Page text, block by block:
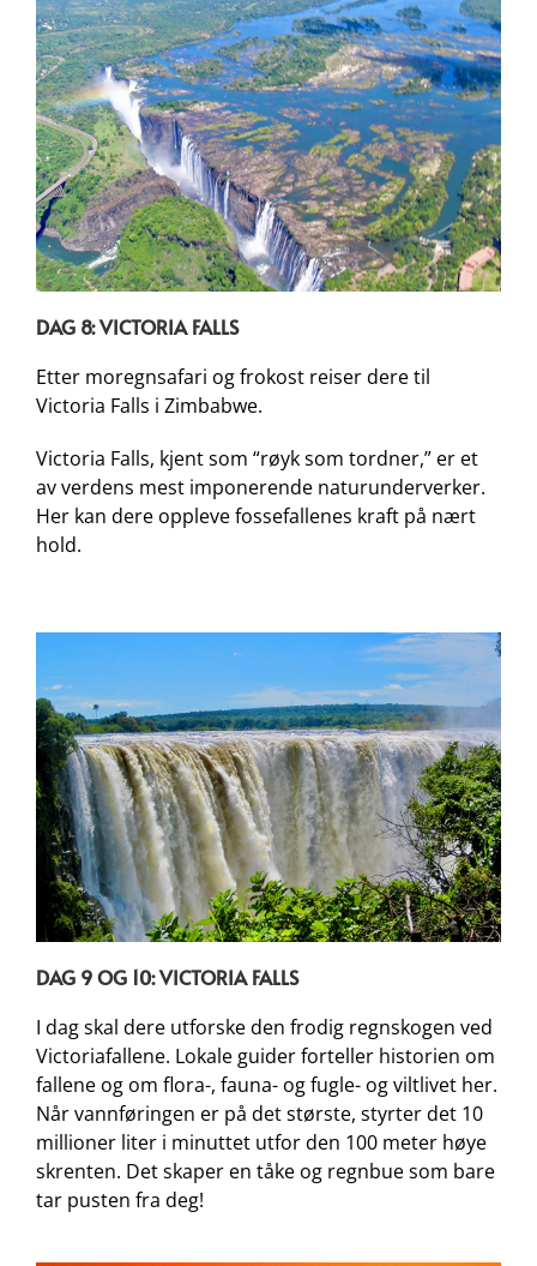
DAG 8: VICTORIA FALLS
Etter moregnsafari og frokost reiser dere til
Victoria Falls i Zimbabwe.
Victoria Falls, kjent som “røyk som tordner,” er et
av verdens mest imponerende naturunderverker.
Her kan dere oppleve fossefallenes kraft på nært
hold.
DAG 9 OG 10: VICTORIA FALLS
I dag skal dere utforske den frodig regnskogen ved
Victoriafallene. Lokale guider forteller historien om
fallene og om flora-, fauna- og fugle- og viltlivet her.
Når vannføringen er på det største, styrter det 10
millioner liter i minuttet utfor den 100 meter høye
skrenten. Det skaper en tåke og regnbue som bare
tar pusten fra deg!